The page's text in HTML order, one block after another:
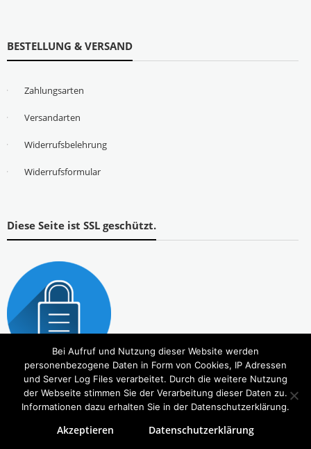
BESTELLUNG & VERSAND
Zahlungsarten
Versandarten
Widerrufsbelehrung
Widerrufsformular
Diese Seite ist SSL geschützt.
Copyright © 2026Tierbedarf – bvl-Shop . Alle Rechte vorbehalten. Theme:eStorevon ThemeGrill.
Bei Aufruf und Nutzung dieser Website werden
personenbezogene Daten in Form von Cookies, IP Adressen
und Server Log Files verarbeitet. Durch die weitere Nutzung
der Webseite stimmen Sie der Verarbeitung dieser Daten zu.
Informationen dazu erhalten Sie in der Datenschutzerklärung.
Akzeptieren Datenschutzerklärung